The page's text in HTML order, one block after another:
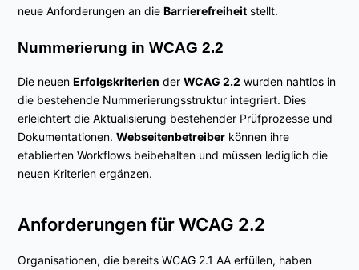
neue Anforderungen an dieBarrierefreiheit stellt.
Nummerierung in WCAG 2.2
Die neuenErfolgskriterien derWCAG 2.2 wurden nahtlos in
die bestehende Nummerierungsstruktur integriert. Dies
erleichtert die Aktualisierung bestehender Prüfprozesse und
Dokumentationen.Webseitenbetreiber können ihre
etablierten Workflows beibehalten und müssen lediglich die
neuen Kriterien ergänzen.
Anforderungen für WCAG 2.2
Organisationen, die bereits WCAG 2.1 AA erfüllen, haben